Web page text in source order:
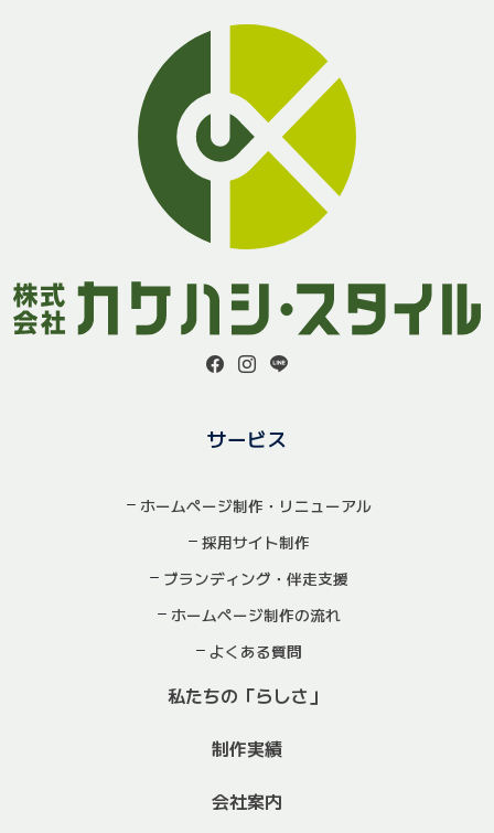
サービス
ホームページ制作・リニューアル
採用サイト制作
ブランディング・伴走支援
ホームページ制作の流れ
よくある質問
私たちの「らしさ」
制作実績
会社案内